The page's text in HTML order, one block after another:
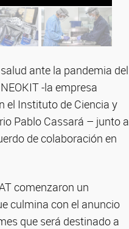
ante la pandemia del
-la empresa
el Instituto de Ciencia y
Pablo Cassará – junto a
de colaboración en
comenzaron un
culmina con el anuncio
que será destinado a